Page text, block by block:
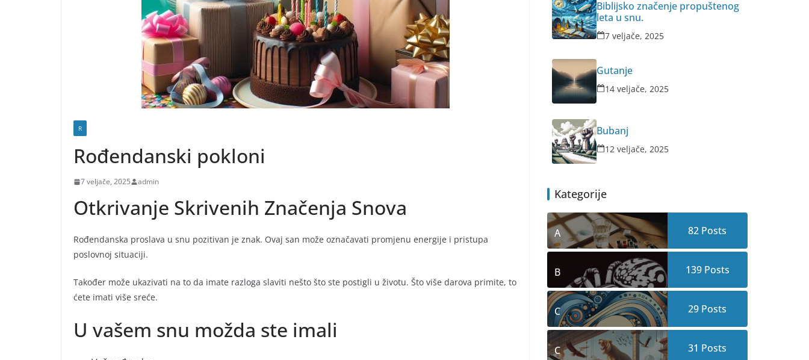
R
Rođendanski pokloni
7 veljače, 2025 admin
Otkrivanje Skrivenih Značenja Snova
Rođendanska proslava u snu pozitivan je znak. Ovaj san može označavati promjenu energije i pristupa
poslovnoj situaciji.
Također može ukazivati na to da imate razloga slaviti nešto što ste postigli u životu. Što više darova primite, to
ćete imati više sreće.
U vašem snu možda ste imali
Biblijsko značenje propuštenog
leta u snu.
7 veljače, 2025
Gutanje
14 veljače, 2025
Bubanj
12 veljače, 2025
Kategorije
A 82 Posts
B 139Posts
C 29 Posts
C 31 Posts